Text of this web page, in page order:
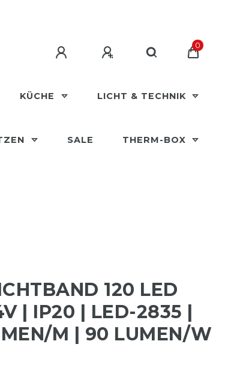
0
KÜCHE LICHT & TECHNIK
SALE THERM-BOX
120 LED
| IP20 | LED-2835 |
M | 90 LUMEN/W